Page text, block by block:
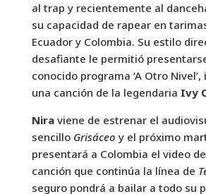
al trap y recientemente al
su capacidad de rapear en
Ecuador y Colombia. Su estilo
desafiante le permitió
conocido programa ‘A Otro
una canción de la legendaria Ivy
Niraviene de estrenar el
sencillo Grisáceo y el próximo
presentará a Colombia el video de
canción que continúa la línea de
seguro pondrá a bailar a todo su